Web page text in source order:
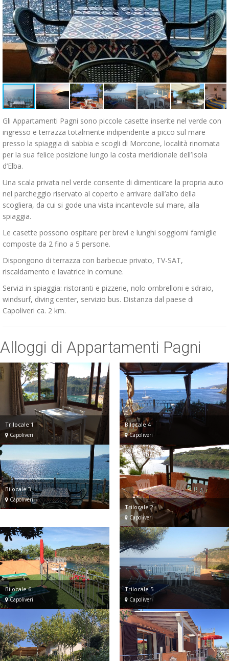
Gli Appartamenti Pagni sono piccole casette inserite nel verde con
ingresso e terrazza totalmente indipendente a picco sul mare
presso la spiaggia di sabbia e scogli di Morcone, località rinomata
per la sua felice posizione lungo la costa meridionale dell’Isola
d’Elba.
Una scala privata nel verde consente di dimenticare la propria auto
nel parcheggio riservato al coperto e arrivare dall’alto della
scogliera, da cui si gode una vista incantevole sul mare, alla
spiaggia.
Le casette possono ospitare per brevi e lunghi soggiorni famiglie
composte da 2 fino a 5 persone.
Dispongono di terrazza con barbecue privato, TV-SAT,
riscaldamento e lavatrice in comune.
Servizi in spiaggia: ristoranti e pizzerie, nolo ombrelloni e sdraio,
windsurf, diving center, servizio bus. Distanza dal paese di
Capoliveri ca. 2 km.
Alloggi di Appartamenti Pagni
Trilocale 1
Capoliveri
Bilocale 4
Capoliveri
Bilocale 3
Capoliveri
Trilocale 2
Capoliveri
Bilocale 6
Capoliveri
Trilocale 5
Capoliveri